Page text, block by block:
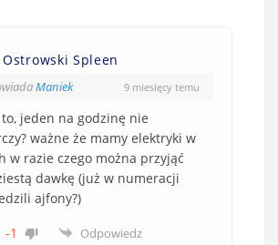
Ostrowski Spleen
Maniek 9 miesięcy temu
jeden na godzinę nie
ważne że mamy elektryki w
w razie czego można przyjąć
dawkę (już w numeracji
ajfony?)
-1 Odpowiedz